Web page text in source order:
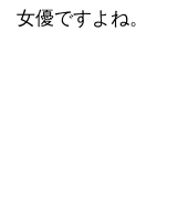
女優ですよね。